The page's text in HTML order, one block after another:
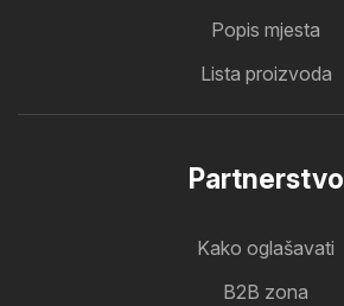
Popis mjesta
Lista proizvoda
Partnerstvo
Kako oglašavati
B2B zona